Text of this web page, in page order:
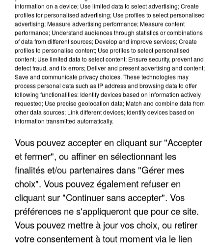
APRÈS TOUTES CES CANICULES, LES REFUGES
DE FAUNE SAUVAGE SONT...
information on a device; Use limited data to select advertising; Create
profiles for personalised advertising; Use profiles to select personalised
advertising; Measure advertising performance; Measure content
performance; Understand audiences through statistics or combinations
of data from different sources; Develop and improve services; Create
profiles to personalise content; Use profiles to select personalised
content; Use limited data to select content; Ensure security, prevent and
detect fraud, and fix errors; Deliver and present advertising and content;
Save and communicate privacy choices. These technologies may
process personal data such as IP address and browsing data to offer
following functionalities: Identify devices based on information actively
requested; Use precise geolocation data; Match and combine data from
other data sources; Link different devices; Identify devices based on
information transmitted automatically.
Vous pouvez accepter en cliquant sur "Accepter
et fermer", ou affiner en sélectionnant les
finalités et/ou partenaires dans "Gérer mes
choix". Vous pouvez également refuser en
cliquant sur "Continuer sans accepter". Vos
préférences ne s'appliqueront que pour ce site.
Vous pouvez mettre à jour vos choix, ou retirer
votre consentement à tout moment via le lien